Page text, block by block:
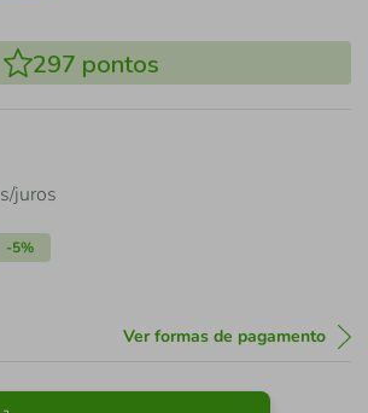
297 pontos
s/juros
-5%
Ver formas de pagamento